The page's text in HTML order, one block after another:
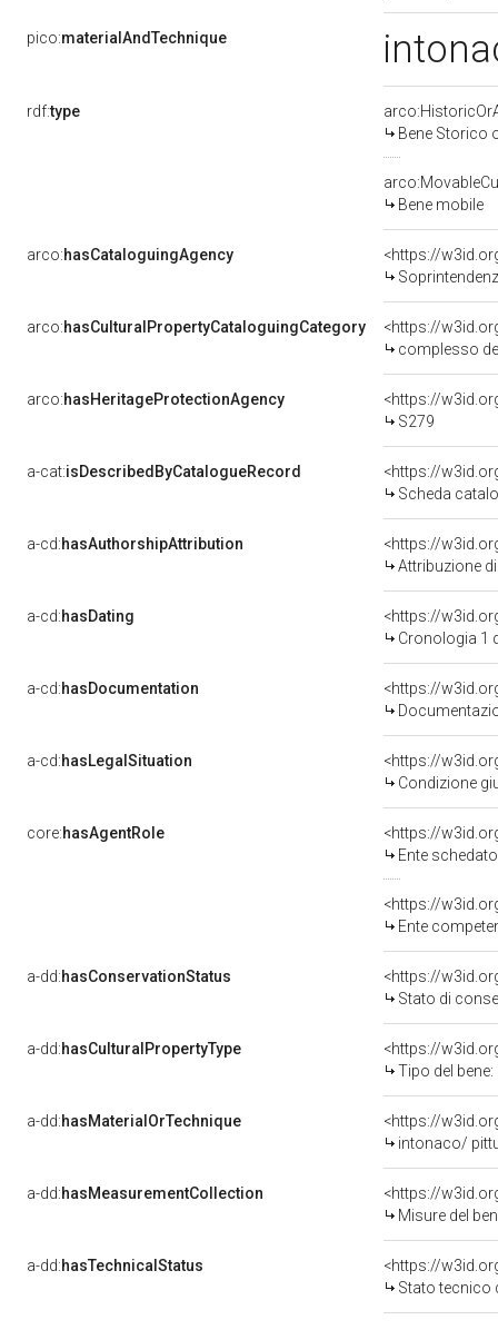
pico:materialAndTechnique
rdf:type
Bene Storico
Bene mobile
arco:hasCataloguingAgency
<https://
arco:hasCulturalPropertyCataloguingCategory
<https://
complesso
arco:hasHeritageProtectionAgency
<https://
S279
a-cat:isDescribedByCatalogueRecord
<https://
Scheda
a-cd:hasAuthorshipAttribution
Attribuzione
a-cd:hasDating
<https://
Cronologia 1
a-cd:hasDocumentation
a-cd:hasLegalSituation
Condizione
core:hasAgentRole
<https://
Ente schedatore
<https://
Ente competente per
a-dd:hasConservationStatus
<https://
Stato di
a-dd:hasCulturalPropertyType
<https://
Tipo del
a-dd:hasMaterialOrTechnique
<https://
intonaco/
a-dd:hasMeasurementCollection
<https://
Misure del
a-dd:hasTechnicalStatus
<https://
Stato tecnico